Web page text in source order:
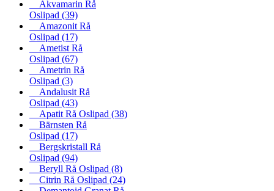
Akvamarin Rå
Oslipad (39)
Amazonit Rå
Oslipad (17)
Ametist Rå
Oslipad (67)
Ametrin Rå
Oslipad (3)
Andalusit Rå
Oslipad (43)
Apatit Rå Oslipad (38)
Bärnsten Rå
Oslipad (17)
Bergskristall Rå
Oslipad (94)
Beryll Rå Oslipad (8)
Citrin Rå Oslipad (24)